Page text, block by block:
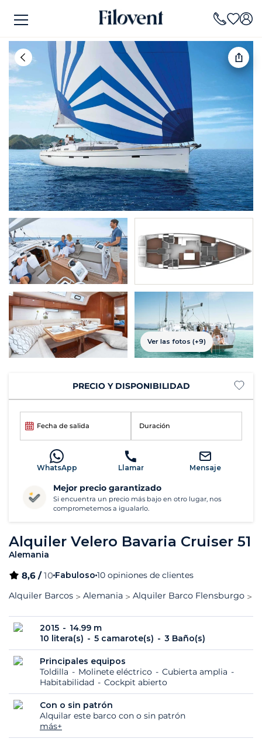
Ver las fotos (+9)
Alquiler Velero Bavaria Cruiser 51
Alemania
8,6 /10 Fabuloso 10 opiniones de clientes
Alquiler Barcos
Alemania Alquiler Barco Flensburgo
2015
14.99 m
10 litera(s)
5 camarote(s) 3 Baño(s)
Principales equipos
Toldilla
Molinete eléctrico
Cubierta amplia
Habitabilidad
Cockpit abierto
Con o sin patrón
Alquilar este barco con o sin patrón
más+
PRECIO Y DISPONIBILIDAD
Fecha de salida Duración
WhatsApp Llamar Mensaje
Mejor precio garantizado
Si encuentra un precio más bajo en otro lugar, nos
comprometemos a igualarlo.